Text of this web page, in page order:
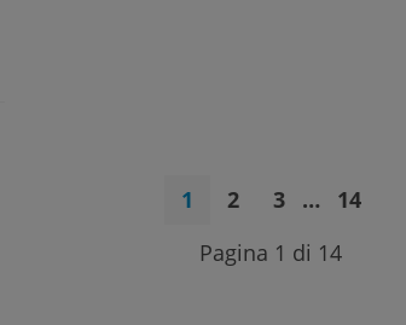
1 2 3 …
14
Pagina 1 di 14